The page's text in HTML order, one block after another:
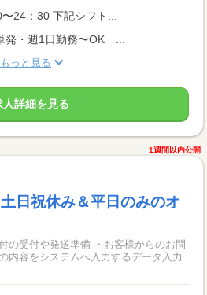
24：30 下記シフト...
発・週1日勤務〜OK ...
もっと見る
人詳細を見る
1週間以内公開
日祝休み＆平日のみのオ
の受付や発送準備 ・お客様からのお問
内容をシステムへ入力するデータ入力